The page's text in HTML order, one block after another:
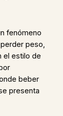
fenómeno
peso,
el estilo de
beber
presenta